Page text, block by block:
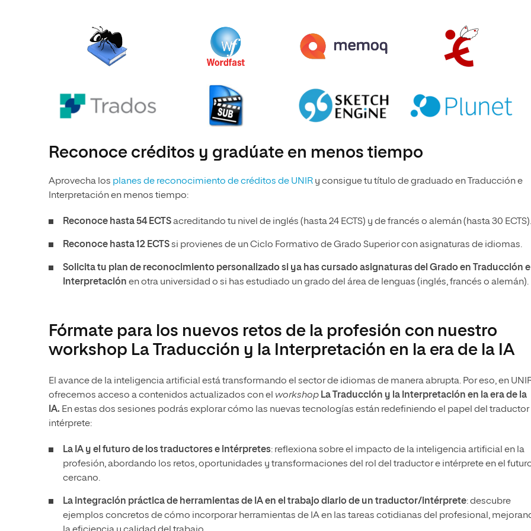
Reconoce créditos y gradúate en menos tiempo
Aprovecha los planes de reconocimiento de créditos de UNIR y consigue tu título de graduado en Traducción e
Interpretación en menos tiempo:
Reconoce hasta 54 ECTSacreditando tu nivel de inglés (hasta 24 ECTS) y de francés o alemán (hasta 30 ECTS).
Reconoce hasta 12 ECTSsi provienes de un Ciclo Formativo de Grado Superior con asignaturas de idiomas.
Solicita tu plan de reconocimiento personalizado si ya has cursado asignaturas del Grado en Traducción e
Interpretación en otra universidad o si has estudiado un grado del área de lenguas (inglés, francés o alemán).
Fórmate para los nuevos retos de la profesión con nuestro
workshop La Traducción y la Interpretación en la era de la IA
El avance de la inteligencia artificial está transformando el sector de idiomas de manera abrupta. Por eso, en
ofrecemos acceso a contenidos actualizados con el workshop La Traducción y la Interpretación en la era de la
IA. En estas dos sesiones podrás explorar cómo las nuevas tecnologías están redefiniendo el papel del traductor
intérprete:
La IA y el futuro de los traductores e intérpretes: reflexiona sobre el impacto de la inteligencia artificial en la
profesión, abordando los retos, oportunidades y transformaciones del rol del traductor e intérprete en el
cercano.
La integración práctica de herramientas de IA en el trabajo diario de un traductor/intérprete: descubre
ejemplos concretos de cómo incorporar herramientas de IA en las tareas cotidianas del profesional,